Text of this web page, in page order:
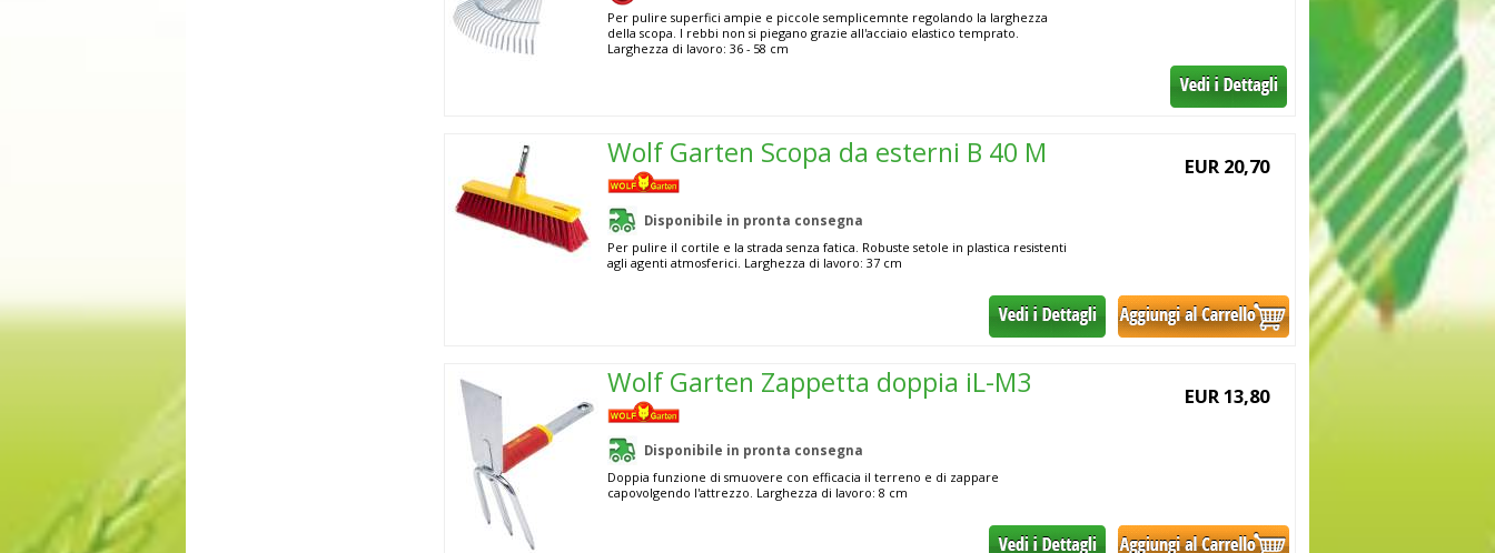
Per pulire superfici ampie e piccole semplicemnte regolando la larghezza
della scopa. I rebbi non si piegano grazie all'acciaio elastico temprato.
Larghezza di lavoro: 36 - 58 cm
Wolf Garten Scopa da esterni B 40 M
Disponibile in pronta consegna
Per pulire il cortile e la strada senza fatica. Robuste setole in plastica resistenti
agli agenti atmosferici. Larghezza di lavoro: 37 cm
EUR 20,70
Wolf Garten Zappetta doppia iL-M3
Disponibile in pronta consegna
Doppia funzione di smuovere con efficacia il terreno e di zappare
capovolgendo l'attrezzo. Larghezza di lavoro: 8 cm
EUR 13,80